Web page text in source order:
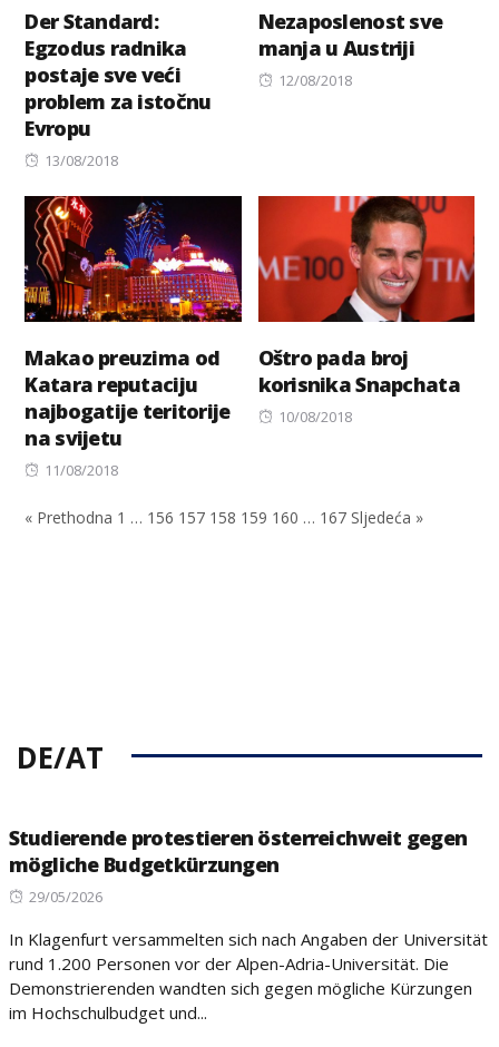
Der Standard:
Egzodus radnika
postaje sve veći
problem za istočnu
Evropu
Posted
13/08/2018
Nezaposlenost sve
manja u Austriji
Posted
12/08/2018
Makao preuzima od
Katara reputaciju
najbogatije teritorije
na svijetu
Posted
11/08/2018
Oštro pada broj
korisnika Snapchata
Posted
10/08/2018
« Prethodna 1 … 156 157 158 159 160 … 167 Sljedeća »
DE/AT
Studierende protestieren österreichweit gegen
mögliche Budgetkürzungen
Posted
29/05/2026
In Klagenfurt versammelten sich nach Angaben der Universität
rund 1.200 Personen vor der Alpen-Adria-Universität. Die
Demonstrierenden wandten sich gegen mögliche Kürzungen
im Hochschulbudget und...